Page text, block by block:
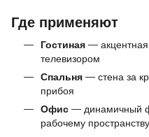
Где применяют
Гостиная —
телевизором
Спальня — стена за
прибоя
Офис — динамичный
рабочему пространству